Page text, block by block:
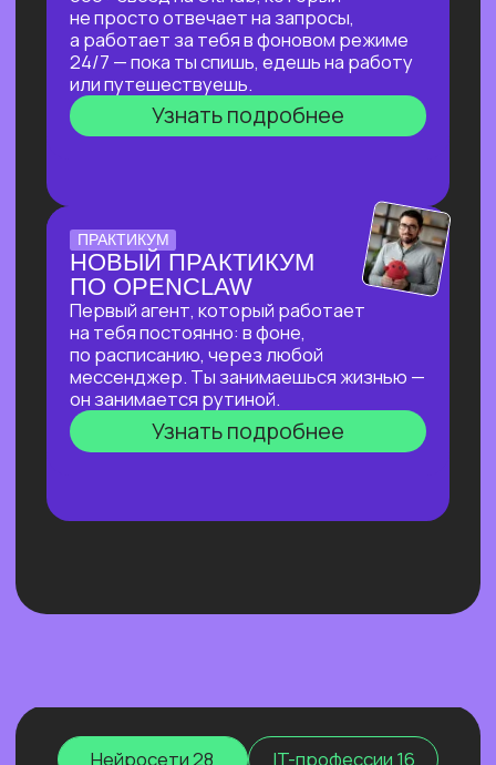
БОЛЬШОЙ ПРАКТИКУМ
ПО СОЗДАНИЮ
ВИЗУАЛЬНОГО КОНТЕНТА
С ИИ-ИНСТРУМЕНТАМИ,
ДОСТУПНЫМИ В РФ
За 2 часа покажем, как создавать
трендовый видеоконтент уровня Veo‑3,
цифровых аватаров и визуал
ОТКРЫТАЯ ЛЕКЦИЯ
ИИ ДЛЯ РУКОВОДИТЕЛЯ:
КАК ОСВОБОДИТЬ 10+
ЧАСОВ В НЕДЕЛЮ
И ПОВЫСИТЬ
ЭФФЕКТИВНОСТЬ
КОМАНДЫ?
И перейти от «Мне не хватает времени
разобраться с ИИ» к «Часть вопросов
и процессов закрывает ИИ»
Узнать подробнее
Покажем ИИ-контекстолога, который